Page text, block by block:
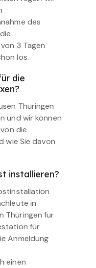
des
3 Tagen
los.
die
Thüringen
und wir können
die
wie Sie davon
installieren?
in
Thüringen für
für
Anmeldung
einen